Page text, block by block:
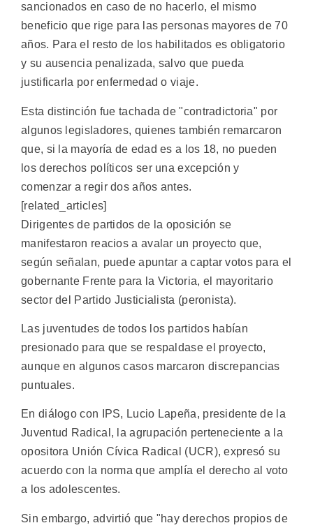
sancionados en caso de no hacerlo, el mismo
beneficio que rige para las personas mayores de 70
años. Para el resto de los habilitados es obligatorio
y su ausencia penalizada, salvo que pueda
justificarla por enfermedad o viaje.
Esta distinción fue tachada de "contradictoria" por
algunos legisladores, quienes también remarcaron
que, si la mayoría de edad es a los 18, no pueden
los derechos políticos ser una excepción y
comenzar a regir dos años antes.
[related_articles]
Dirigentes de partidos de la oposición se
manifestaron reacios a avalar un proyecto que,
según señalan, puede apuntar a captar votos para el
gobernante Frente para la Victoria, el mayoritario
sector del Partido Justicialista (peronista).
Las juventudes de todos los partidos habían
presionado para que se respaldase el proyecto,
aunque en algunos casos marcaron discrepancias
puntuales.
En diálogo con IPS, Lucio Lapeña, presidente de la
Juventud Radical, la agrupación perteneciente a la
opositora Unión Cívica Radical (UCR), expresó su
acuerdo con la norma que amplía el derecho al voto
a los adolescentes.
Sin embargo, advirtió que "hay derechos propios de